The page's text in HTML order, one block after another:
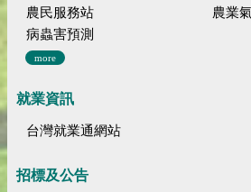
農民服務站
農業
病蟲害預測
more
就業資訊
台灣就業通網站
招標及公告